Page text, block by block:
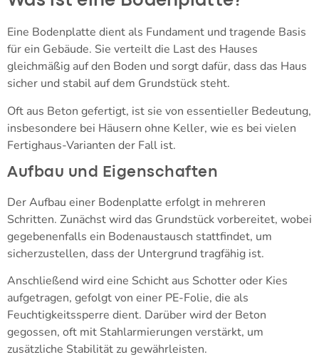
Eine Bodenplatte dient als Fundament und tragende Basis
für ein Gebäude. Sie verteilt die Last des Hauses
gleichmäßig auf den Boden und sorgt dafür, dass das Haus
sicher und stabil auf dem Grundstück steht.
Oft aus Beton gefertigt, ist sie von essentieller Bedeutung,
insbesondere bei Häusern ohne Keller, wie es bei vielen
Fertighaus-Varianten der Fall ist.
Aufbau und Eigenschaften
Der Aufbau einer Bodenplatte erfolgt in mehreren
Schritten. Zunächst wird das Grundstück vorbereitet, wobei
gegebenenfalls ein Bodenaustausch stattfindet, um
sicherzustellen, dass der Untergrund tragfähig ist.
Anschließend wird eine Schicht aus Schotter oder Kies
aufgetragen, gefolgt von einer PE-Folie, die als
Feuchtigkeitssperre dient. Darüber wird der Beton
gegossen, oft mit Stahlarmierungen verstärkt, um
zusätzliche Stabilität zu gewährleisten.